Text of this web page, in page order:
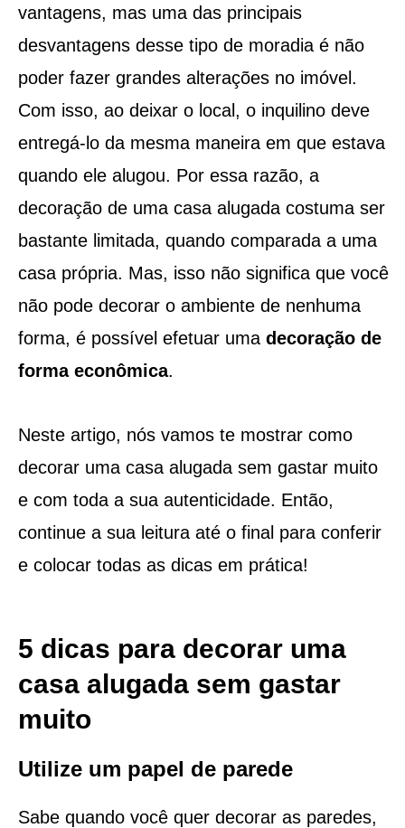
vantagens, mas uma das principais
desvantagens desse tipo de moradia é não
poder fazer grandes alterações no imóvel.
Com isso, ao deixar o local, o inquilino deve
entregá-lo da mesma maneira em que estava
quando ele alugou. Por essa razão, a
decoração de uma casa alugada costuma ser
bastante limitada, quando comparada a uma
casa própria. Mas, isso não significa que você
não pode decorar o ambiente de nenhuma
forma, é possível efetuar uma decoração de
forma econômica.
Neste artigo, nós vamos te mostrar como
decorar uma casa alugada sem gastar muito
e com toda a sua autenticidade. Então,
continue a sua leitura até o final para conferir
e colocar todas as dicas em prática!
5 dicas para decorar uma
casa alugada sem gastar
muito
Utilize um papel de parede
Sabe quando você quer decorar as paredes,